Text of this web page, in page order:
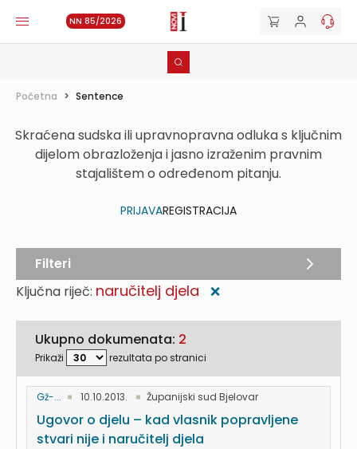
NN 85/2026
Početna > Sentence
Skraćena sudska ili upravnopravna odluka s ključnim
dijelom obrazloženja i jasno izraženim pravnim
stajalištem o određenom pitanju.
PRIJAVAREGISTRACIJA
Ključna riječ: naručitelj djela ❌
Ukupno dokumenata: 2
Prikaži rezultata po stranici
Gž-... 10.10.2013. Županijski sud Bjelovar
Ugovor o djelu – kad vlasnik popravljene
stvari nije i naručitelj djela
Filteri